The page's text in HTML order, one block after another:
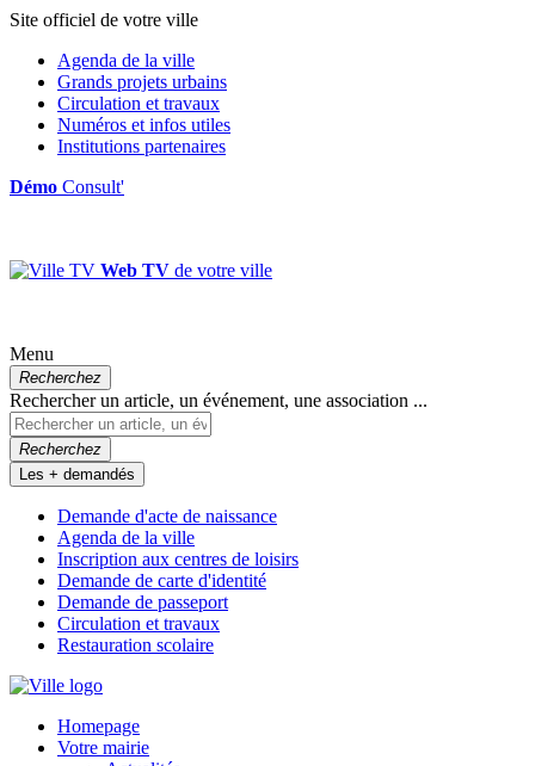
Site officiel de votre ville
Agenda de la ville
Grands projets urbains
Circulation et travaux
Numéros et infos utiles
Institutions partenaires
Démo Consult'
Web TV de votre ville
Menu
Recherchez
Rechercher un article, un événement, une association ...
Recherchez
Les + demandés
Demande d'acte de naissance
Agenda de la ville
Inscription aux centres de loisirs
Demande de carte d'identité
Demande de passeport
Circulation et travaux
Restauration scolaire
Homepage
Votre mairie